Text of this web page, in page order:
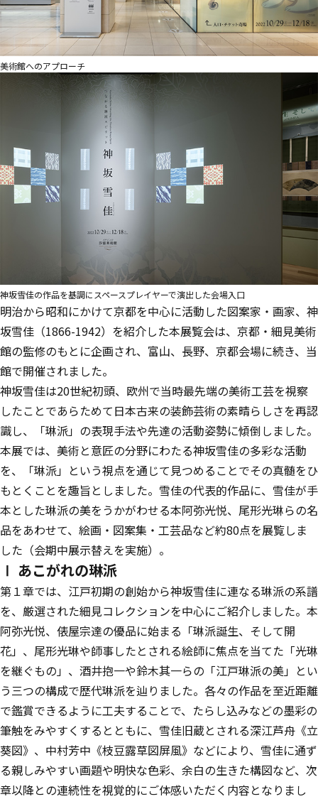
美術館へのアプローチ
神坂雪佳の作品を基調にスペースプレイヤーで演出した会場入口
明治から昭和にかけて京都を中心に活動した図案家・画家、神
坂雪佳（1866-1942）を紹介した本展覧会は、京都・細見美術
館の監修のもとに企画され、富山、長野、京都会場に続き、当
館で開催されました。
神坂雪佳は20世紀初頭、欧州で当時最先端の美術工芸を視察
したことであらためて日本古来の装飾芸術の素晴らしさを再認
識し、「琳派」の表現手法や先達の活動姿勢に傾倒しました。
本展では、美術と意匠の分野にわたる神坂雪佳の多彩な活動
を、「琳派」という視点を通じて見つめることでその真髄をひ
もとくことを趣旨としました。雪佳の代表的作品に、雪佳が手
本とした琳派の美をうかがわせる本阿弥光悦、尾形光琳らの名
品をあわせて、絵画・図案集・工芸品など約80点を展覧しま
した（会期中展示替えを実施）。
Ⅰ あこがれの琳派
第１章では、江戸初期の創始から神坂雪佳に連なる琳派の系譜
を、厳選された細見コレクションを中心にご紹介しました。本
阿弥光悦、俵屋宗達の優品に始まる「琳派誕生、そして開
花」、尾形光琳や師事したとされる絵師に焦点を当てた「光琳
を継ぐもの」、酒井抱一や鈴木其一らの「江戸琳派の美」とい
う三つの構成で歴代琳派を辿りました。各々の作品を至近距離
で鑑賞できるように工夫することで、たらし込みなどの墨彩の
筆触をみやすくするとともに、雪佳旧蔵とされる深江芦舟《立
葵図》、中村芳中《枝豆露草図屏風》などにより、雪佳に通ず
る親しみやすい画題や明快な色彩、余白の生きた構図など、次
章以降との連続性を視覚的にご体感いただく内容となりまし